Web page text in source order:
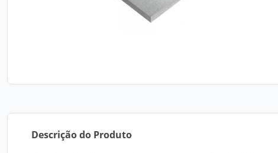
Descrição do Produto